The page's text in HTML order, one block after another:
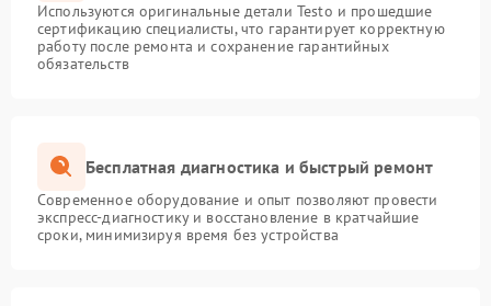
Используются оригинальные детали Testo и прошедшие
сертификацию специалисты, что гарантирует корректную
работу после ремонта и сохранение гарантийных
обязательств
Бесплатная диагностика и быстрый ремонт
Современное оборудование и опыт позволяют провести
экспресс-диагностику и восстановление в кратчайшие
сроки, минимизируя время без устройства